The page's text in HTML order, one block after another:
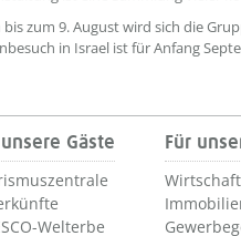
bis zum 9. August wird sich die
in Israel ist für Anfang
unsere Gäste
Welterbe
Für